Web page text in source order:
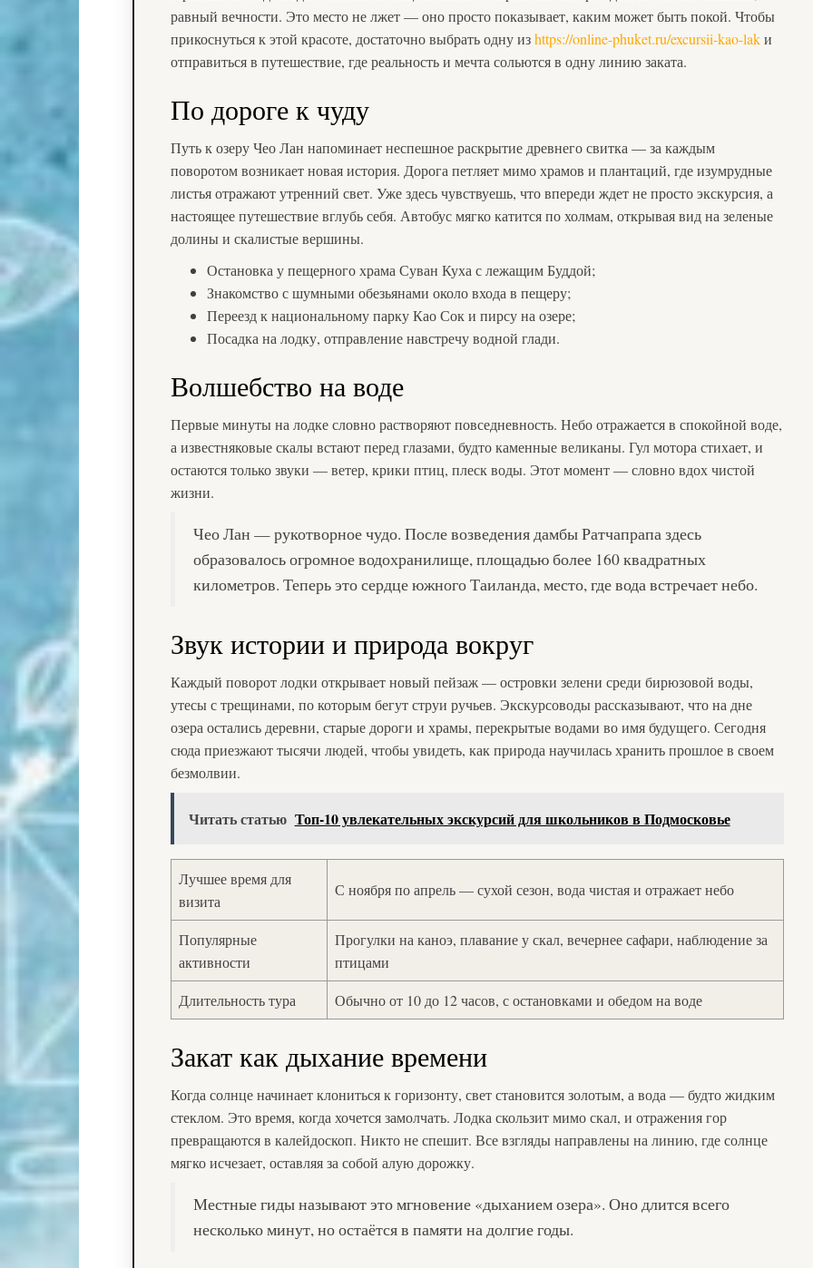
равный вечности. Это место не лжет — оно просто показывает, каким может быть покой. Чтобы
прикоснуться к этой красоте, достаточно выбрать одну изhttps://online-phuket.ru/excursii-kao-lakи
отправиться в путешествие, где реальность и мечта сольются в одну линию заката.
По дороге к чуду
Путь к озеру Чео Лан напоминает неспешное раскрытие древнего свитка — за каждым
поворотом возникает новая история. Дорога петляет мимо храмов и плантаций, где изумрудные
листья отражают утренний свет. Уже здесь чувствуешь, что впереди ждет не просто экскурсия, а
настоящее путешествие вглубь себя. Автобус мягко катится по холмам, открывая вид на зеленые
долины и скалистые вершины.
Остановка у пещерного храма Суван Куха с лежащим Буддой;
Знакомство с шумными обезьянами около входа в пещеру;
Переезд к национальному парку Као Сок и пирсу на озере;
Посадка на лодку, отправление навстречу водной глади.
Волшебство на воде
Первые минуты на лодке словно растворяют повседневность. Небо отражается в спокойной воде,
а известняковые скалы встают перед глазами, будто каменные великаны. Гул мотора стихает, и
остаются только звуки — ветер, крики птиц, плеск воды. Этот момент — словно вдох чистой
жизни.
Чео Лан — рукотворное чудо. После возведения дамбы Ратчапрапа здесь
образовалось огромное водохранилище, площадью более 160 квадратных
километров. Теперь это сердце южного Таиланда, место, где вода встречает небо.
Звук истории и природа вокруг
Каждый поворот лодки открывает новый пейзаж — островки зелени среди бирюзовой воды,
утесы с трещинами, по которым бегут струи ручьев. Экскурсоводы рассказывают, что на дне
озера остались деревни, старые дороги и храмы, перекрытые водами во имя будущего. Сегодня
сюда приезжают тысячи людей, чтобы увидеть, как природа научилась хранить прошлое в своем
безмолвии.
Читать статью Топ‑10 увлекательных экскурсий для школьников в Подмосковье
Лучшее время для
визита
С ноября по апрель — сухой сезон, вода чистая и отражает небо
Популярные
активности
Прогулки на каноэ, плавание у скал, вечернее сафари, наблюдение за
птицами
Длительность тура
Обычно от 10 до 12 часов, с остановками и обедом на воде
Закат как дыхание времени
Когда солнце начинает клониться к горизонту, свет становится золотым, а вода — будто жидким
стеклом. Это время, когда хочется замолчать. Лодка скользит мимо скал, и отражения гор
превращаются в калейдоскоп. Никто не спешит. Все взгляды направлены на линию, где солнце
мягко исчезает, оставляя за собой алую дорожку.
Местные гиды называют это мгновение «дыханием озера». Оно длится всего
несколько минут, но остаётся в памяти на долгие годы.